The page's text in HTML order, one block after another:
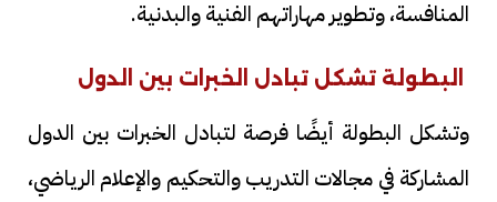
المنافسة، وتطوير مهاراتهم الفنية والبدنية.
البطولة تشكل تبادل الخبرات بين الدول
وتشكل البطولة أيضًا فرصة لتبادل الخبرات بين الدول
المشاركة في مجالات التدريب والتحكيم والإعلام الرياضي،